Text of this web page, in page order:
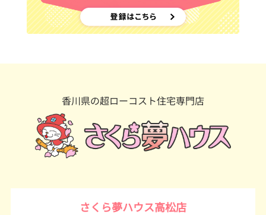
香川県の超ローコスト住宅専門店
さくら夢ハウス高松店